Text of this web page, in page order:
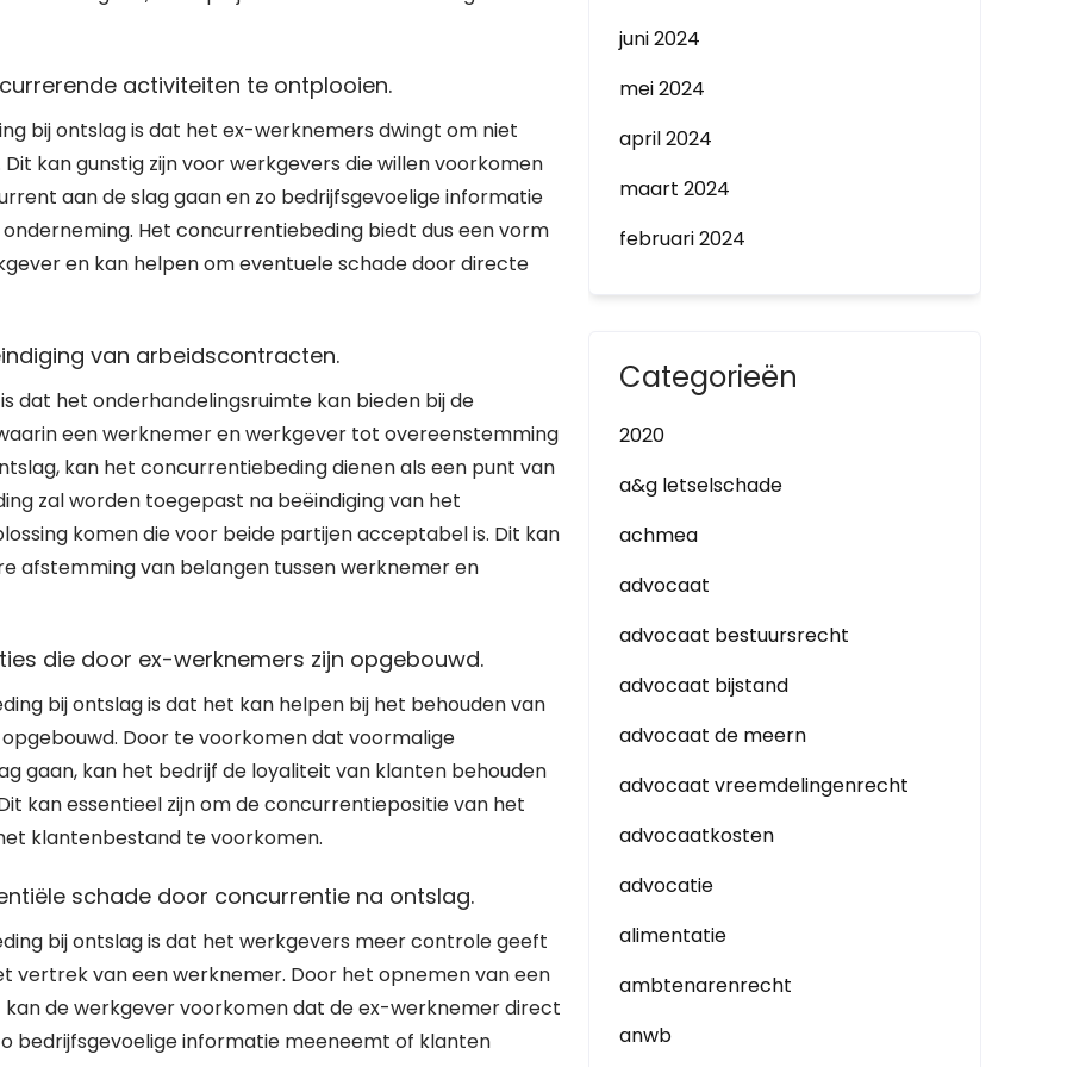
activiteiten te ontplooien.
bij ontslag is dat het ex-werknemers dwingt om niet
kan gunstig zijn voor werkgevers die willen voorkomen
aan de slag gaan en zo bedrijfsgevoelige informatie
Het concurrentiebeding biedt dus een vorm
en kan helpen om eventuele schade door directe
van arbeidscontracten.
dat het onderhandelingsruimte kan bieden bij de
een werknemer en werkgever tot overeenstemming
kan het concurrentiebeding dienen als een punt van
zal worden toegepast na beëindiging van het
komen die voor beide partijen acceptabel is. Dit kan
afstemming van belangen tussen werknemer en
die door ex-werknemers zijn opgebouwd.
bij ontslag is dat het kan helpen bij het behouden van
Door te voorkomen dat voormalige
gaan, kan het bedrijf de loyaliteit van klanten behouden
kan essentieel zijn om de concurrentiepositie van het
klantenbestand te voorkomen.
schade door concurrentie na ontslag.
bij ontslag is dat het werkgevers meer controle geeft
van een werknemer. Door het opnemen van een
de werkgever voorkomen dat de ex-werknemer direct
bedrijfsgevoelige informatie meeneemt of klanten
juni 2024
mei 2024
april 2024
maart 2024
februari 2024
Categorieën
2020
a&g letselschade
achmea
advocaat
advocaat bestuursrecht
advocaat bijstand
advocaat de meern
advocaat vreemdelingenrecht
advocaatkosten
advocatie
alimentatie
ambtenarenrecht
anwb